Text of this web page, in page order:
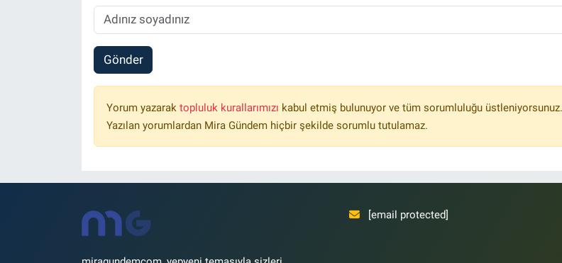
Gönder
Yorum yazarak topluluk kurallarımızı kabul etmiş bulunuyor ve tüm sorumluluğu üstleniyorsunuz.
Yazılan yorumlardan Mira Gündem hiçbir şekilde sorumlu tutulamaz.
[email protected]